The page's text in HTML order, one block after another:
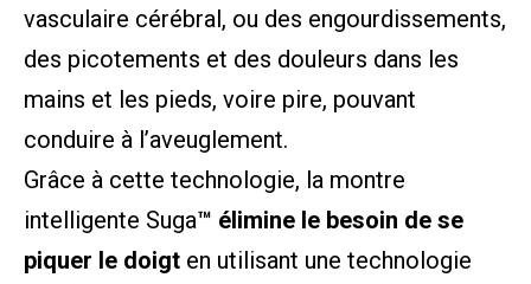
vasculaire cérébral, ou des engourdissements,
des picotements et des douleurs dans les
mains et les pieds, voire pire, pouvant
conduire à l’aveuglement.
Grâce à cette technologie, la montre
intelligente Suga™ élimine le besoin de se
piquer le doigt en utilisant une technologie